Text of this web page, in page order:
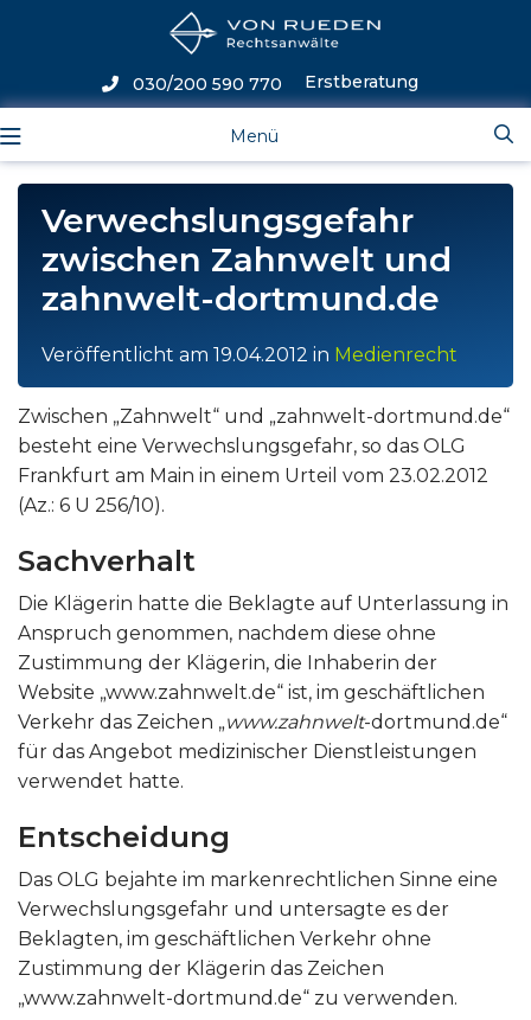
Menü
030/200 590 770 Erstberatung
Verwechslungsgefahr
zwischen Zahnwelt und
zahnwelt-dortmund.de
Veröffentlicht am 19.04.2012 in Medienrecht
Zwischen „Zahnwelt“ und „zahnwelt-dortmund.de“
besteht eine Verwechslungsgefahr, so das OLG
Frankfurt am Main in einem Urteil vom 23.02.2012
(Az.: 6 U 256/10).
Sachverhalt
Die Klägerin hatte die Beklagte auf Unterlassung in
Anspruch genommen, nachdem diese ohne
Zustimmung der Klägerin, die Inhaberin der
Website „www.zahnwelt.de“ ist, im geschäftlichen
Verkehr das Zeichen „www.zahnwelt-dortmund.de“
für das Angebot medizinischer Dienstleistungen
verwendet hatte.
Entscheidung
Das OLG bejahte im markenrechtlichen Sinne eine
Verwechslungsgefahr und untersagte es der
Beklagten, im geschäftlichen Verkehr ohne
Zustimmung der Klägerin das Zeichen
„www.zahnwelt-dortmund.de“ zu verwenden.